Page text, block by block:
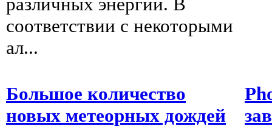
соответствии с некоторыми
ал...
Большое количество
новых метеорных дождей